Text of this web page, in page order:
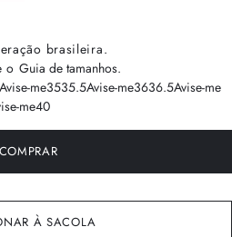
brasileira.
o Guia de tamanhos.
Avise-me3535.5Avise-me3636.5Avise-me
me40
COMPRAR
À SACOLA